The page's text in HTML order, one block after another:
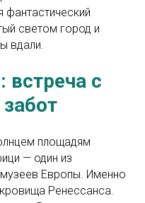
светом город и
вдали.
с
площадям
— один из
Европы. Именно
Ренессанса.